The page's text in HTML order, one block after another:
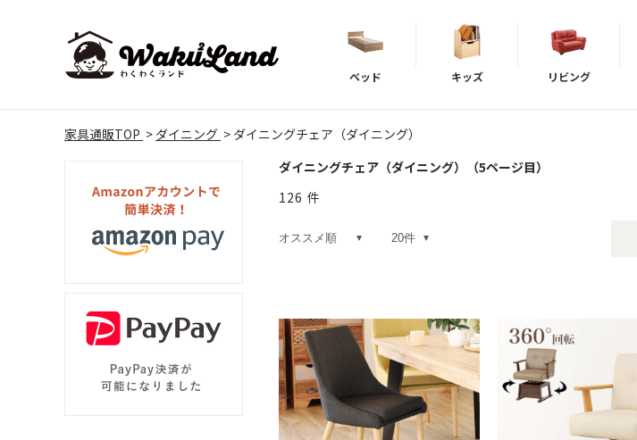
ベッド キッズ リビング
家具通販TOP ダイニング ダイニングチェア（ダイニング）
ダイニングチェア（ダイニング）（5ページ目）
126 件